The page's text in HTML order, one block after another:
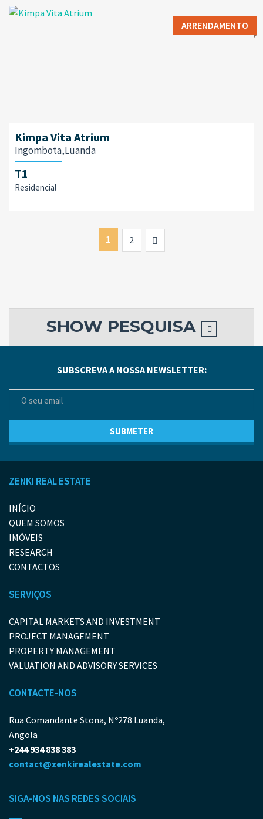
ARRENDAMENTO
Kimpa Vita Atrium
Ingombota,Luanda
T1
Residencial
1 2
SHOW PESQUISA
SUBSCREVA A NOSSA NEWSLETTER:
ZENKI REAL ESTATE
INÍCIO
QUEM SOMOS
IMÓVEIS
RESEARCH
CONTACTOS
SERVIÇOS
CAPITAL MARKETS AND INVESTMENT
PROJECT MANAGEMENT
PROPERTY MANAGEMENT
VALUATION AND ADVISORY SERVICES
CONTACTE-NOS
Rua Comandante Stona, Nº278 Luanda,
Angola
+244 934 838 383
contact@zenkirealestate.com
SIGA-NOS NAS REDES SOCIAIS